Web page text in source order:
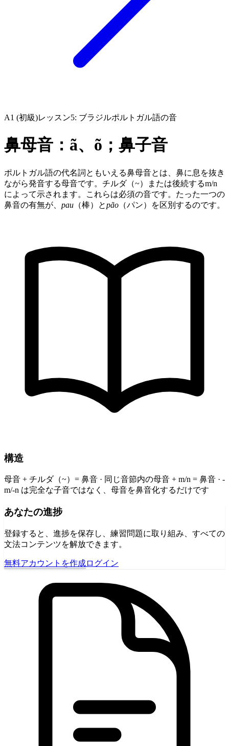
A1 (初級)レッスン5: ブラジルポルトガル語の音
鼻母音：ã、õ；鼻子音
ポルトガル語の代名詞ともいえる鼻母音とは、鼻に息を抜き
ながら発音する母音です。チルダ（~）または後続するm/n
によって示されます。これらは必須の音です。たった一つの
鼻音の有無が、 pau （棒）とpão （パン）を区別するのです。
構造
母音 + チルダ（~）= 鼻音 · 同じ音節内の母音 + m/n = 鼻音 · -
m/-n は完全な子音ではなく、母音を鼻音化するだけです
あなたの進捗
登録すると、進捗を保存し、練習問題に取り組み、すべての
文法コンテンツを解放できます。
無料アカウントを作成ログイン